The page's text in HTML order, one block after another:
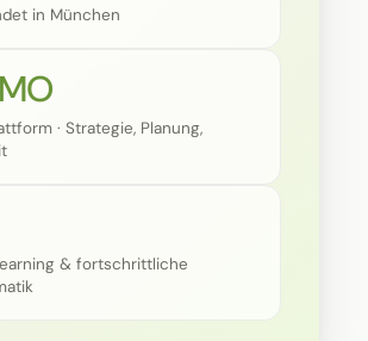
in München
· Strategie, Planung,
& fortschrittliche